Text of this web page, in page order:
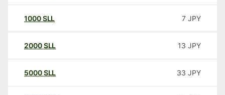
1000SLL 7 JPY
2000SLL 13 JPY
5000SLL 33 JPY